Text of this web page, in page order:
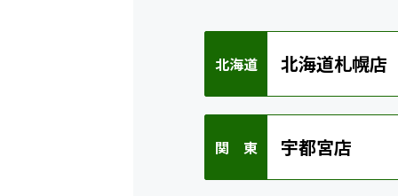
北海道 北海道札幌店
関 東 宇都宮店